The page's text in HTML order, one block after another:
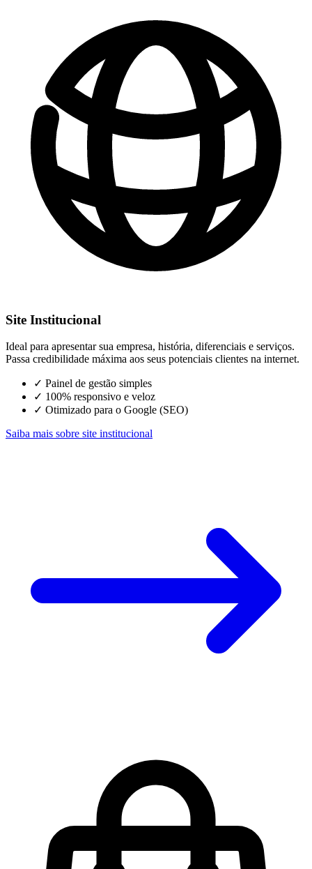
Site Institucional
Ideal para apresentar sua empresa, história, diferenciais e serviços.
Passa credibilidade máxima aos seus potenciais clientes na internet.
✓ Painel de gestão simples
✓ 100% responsivo e veloz
✓ Otimizado para o Google (SEO)
Saiba mais sobre site institucional